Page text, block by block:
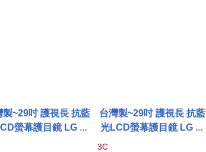
製~29吋 護視長 抗藍
螢幕護目鏡 LG 系
台灣製~29吋 護視長 抗藍
光LCD螢幕護目鏡 LG 系
3C